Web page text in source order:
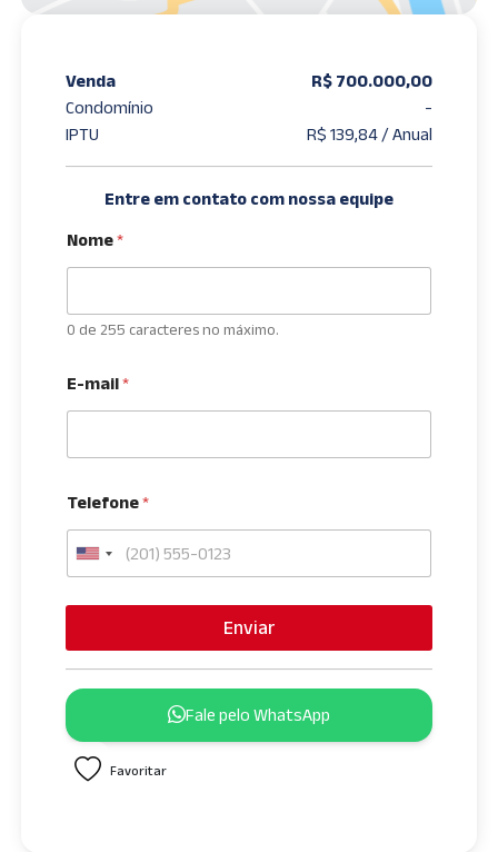
Venda
R$ 700.000,00
Condomínio
-
IPTU
R$ 139,84 / Anual
Entre em contato com nossa equipe
Nome*
0 de 255 caracteres no máximo.
E-mail*
Telefone*
U
e
d
t
a
Enviar
Fale pelo WhatsApp
Favoritar